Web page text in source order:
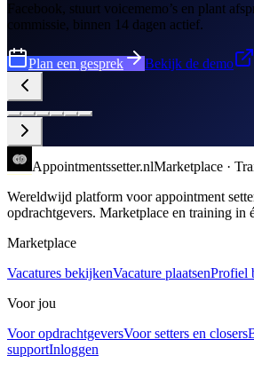
Facebook, stuurt voicememo’s en plant
commissie, binnen 14 dagen actief.
Plan een gesprek Bekijk de demo
Appointmentssetter.nlMarketplace ·
Wereldwijd platform voor appointment
opdrachtgevers. Marketplace en training in
Marketplace
Vacatures bekijkenVacature plaatsenProfiel
Voor jou
Voor opdrachtgeversVoor setters en closers
supportInloggen